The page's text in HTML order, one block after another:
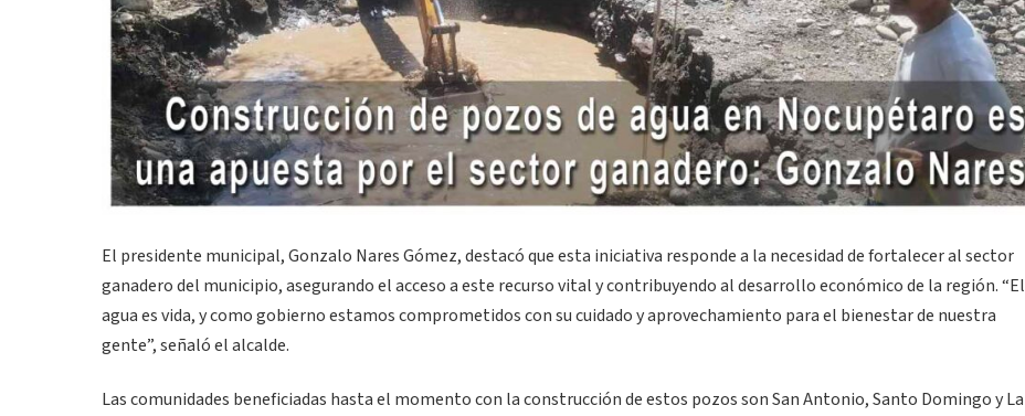
El presidente municipal, Gonzalo Nares Gómez, destacó que esta iniciativa responde a la necesidad de fortalecer al sector
ganadero del municipio, asegurando el acceso a este recurso vital y contribuyendo al desarrollo económico de la región. “El
agua es vida, y como gobierno estamos comprometidos con su cuidado y aprovechamiento para el bienestar de nuestra
gente”, señaló el alcalde.
Las comunidades beneficiadas hasta el momento con la construcción de estos pozos son San Antonio, Santo Domingo y La